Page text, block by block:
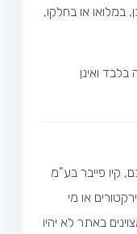
או בחלקו,
ואינן
קיו פייבר בע"מ
או מי
באתר לא יהיו